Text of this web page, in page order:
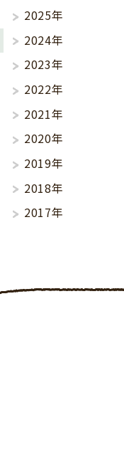
2025年
2024年
2023年
2022年
2021年
2020年
2019年
2018年
2017年